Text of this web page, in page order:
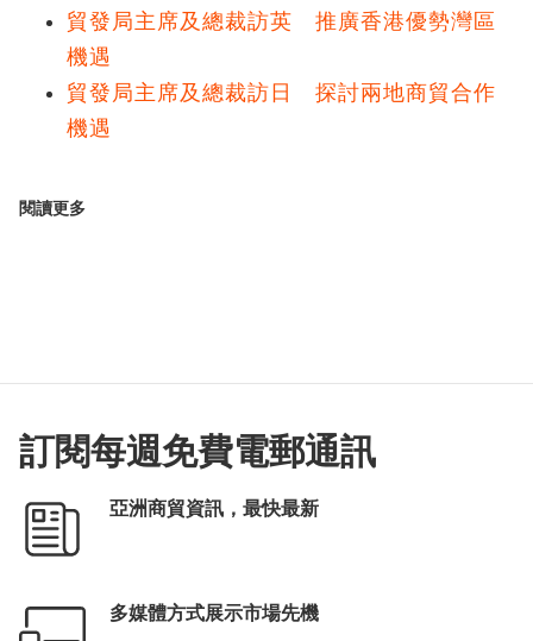
貿發局主席及總裁訪英 推廣香港優勢灣區
機遇
貿發局主席及總裁訪日 探討兩地商貿合作
機遇
閱讀更多
訂閱每週免費電郵通訊
亞洲商貿資訊，最快最新
多媒體方式展示市場先機